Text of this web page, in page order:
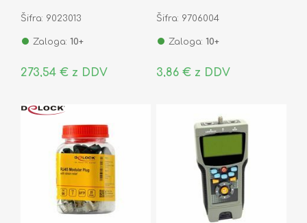
Šifra: 9023013
Zaloga: 10+
273,54 € z DDV
Šifra: 9706004
Zaloga: 10+
3,86 € z DDV